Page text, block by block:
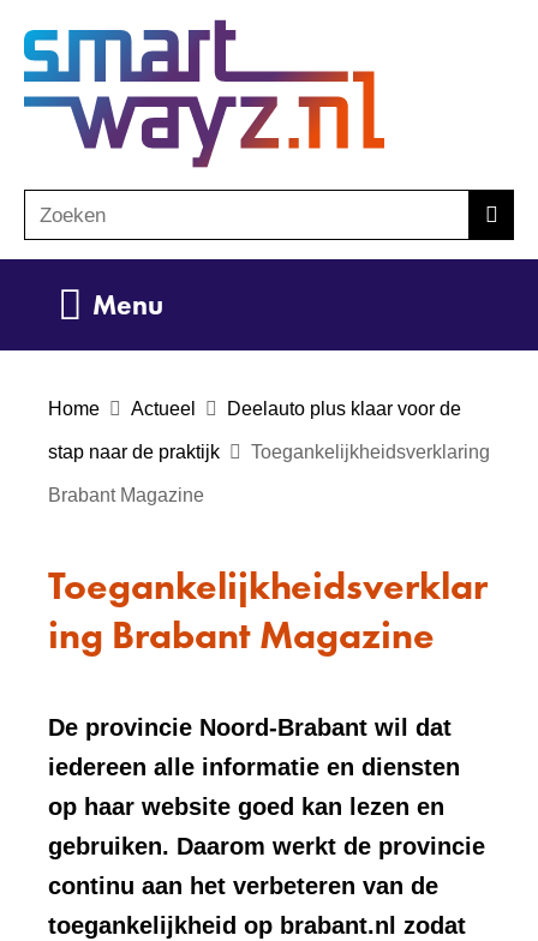
de
inhoud
o
e
Zoeken
Menu
Home Actueel Deelauto plus klaar voor de
stap naar de praktijk Toegankelijkheidsverklaring
Brabant Magazine
Toegankelijkheidsverklar
ing Brabant Magazine
De provincie Noord-Brabant wil dat
iedereen alle informatie en diensten
op haar website goed kan lezen en
gebruiken. Daarom werkt de provincie
continu aan het verbeteren van de
toegankelijkheid op brabant.nl zodat